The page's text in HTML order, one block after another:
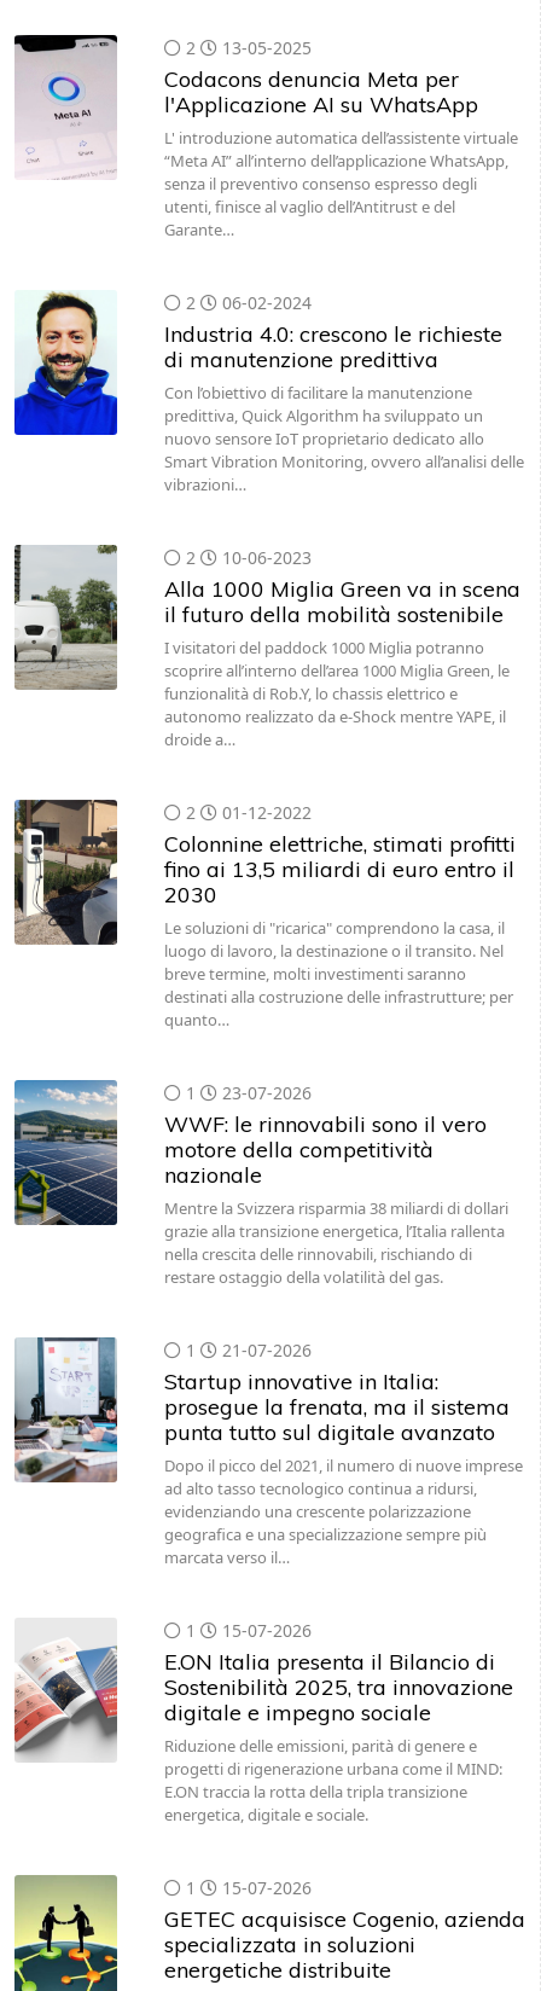
2 13-05-2025
Codacons denuncia Meta per
l'Applicazione AI su WhatsApp
L' introduzione automatica dell’assistente virtuale
“Meta AI” all’interno dell’applicazione WhatsApp,
senza il preventivo consenso espresso degli
utenti, finisce al vaglio dell’Antitrust e del
Garante…
2 06-02-2024
Industria 4.0: crescono le richieste
di manutenzione predittiva
Con l’obiettivo di facilitare la manutenzione
predittiva, Quick Algorithm ha sviluppato un
nuovo sensore IoT proprietario dedicato allo
Smart Vibration Monitoring, ovvero all’analisi delle
vibrazioni…
2 10-06-2023
Alla 1000 Miglia Green va in scena
il futuro della mobilità sostenibile
I visitatori del paddock 1000 Miglia potranno
scoprire all’interno dell’area 1000 Miglia Green, le
funzionalità di Rob.Y, lo chassis elettrico e
autonomo realizzato da e-Shock mentre YAPE, il
droide a…
2 01-12-2022
Colonnine elettriche, stimati profitti
fino ai 13,5 miliardi di euro entro il
2030
Le soluzioni di "ricarica" comprendono la casa, il
luogo di lavoro, la destinazione o il transito. Nel
breve termine, molti investimenti saranno
destinati alla costruzione delle infrastrutture; per
quanto…
1 23-07-2026
WWF: le rinnovabili sono il vero
motore della competitività
nazionale
Mentre la Svizzera risparmia 38 miliardi di dollari
grazie alla transizione energetica, l’Italia rallenta
nella crescita delle rinnovabili, rischiando di
restare ostaggio della volatilità del gas.
1 21-07-2026
Startup innovative in Italia:
prosegue la frenata, ma il sistema
punta tutto sul digitale avanzato
Dopo il picco del 2021, il numero di nuove imprese
ad alto tasso tecnologico continua a ridursi,
evidenziando una crescente polarizzazione
geografica e una specializzazione sempre più
marcata verso il…
1 15-07-2026
E.ON Italia presenta il Bilancio di
Sostenibilità 2025, tra innovazione
digitale e impegno sociale
Riduzione delle emissioni, parità di genere e
progetti di rigenerazione urbana come il MIND:
E.ON traccia la rotta della tripla transizione
energetica, digitale e sociale.
1 15-07-2026
GETEC acquisisce Cogenio, azienda
specializzata in soluzioni
energetiche distribuite